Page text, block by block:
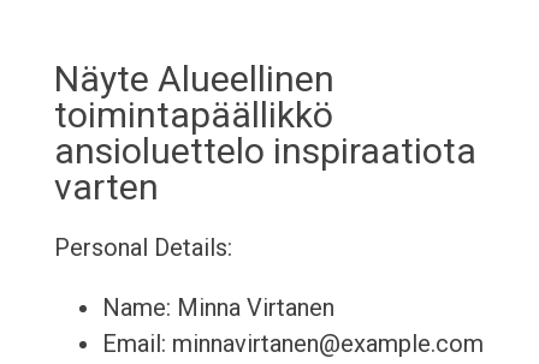
Näyte Alueellinen
toimintapäällikkö
ansioluettelo inspiraatiota
varten
Personal Details:
Name: Minna Virtanen
Email: minnavirtanen@example.com